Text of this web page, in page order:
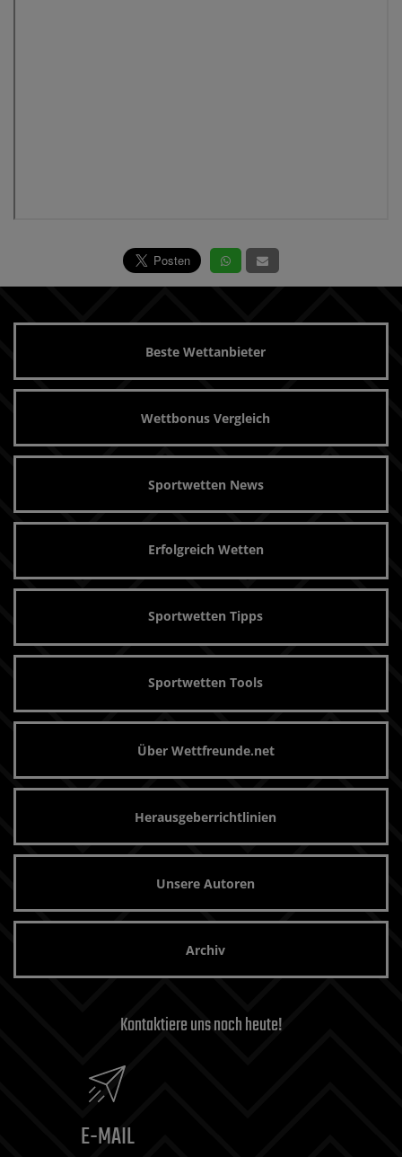
Beste Wettanbieter
Wettbonus Vergleich
Sportwetten News
Erfolgreich Wetten
Sportwetten Tipps
Sportwetten Tools
Über Wettfreunde.net
Herausgeberrichtlinien
Unsere Autoren
Archiv
Kontaktiere uns noch heute!
E-MAIL